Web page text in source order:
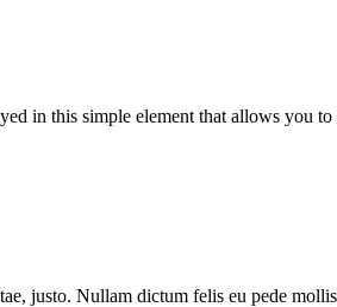
in this simple element that allows you
justo. Nullam dictum felis eu pede